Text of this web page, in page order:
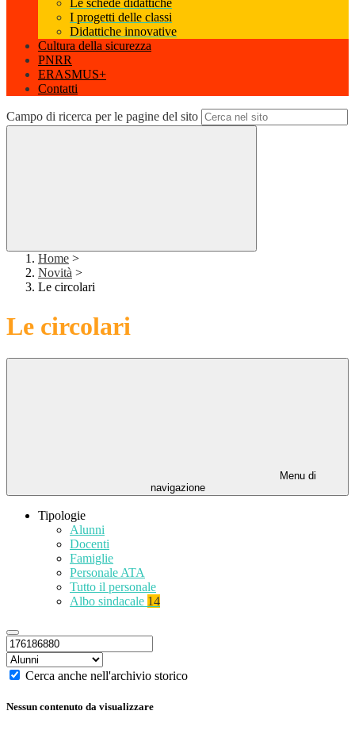
Le schede didattiche
I progetti delle classi
Didattiche innovative
Cultura della sicurezza
PNRR
ERASMUS+
Contatti
Campo di ricerca per le pagine del sito
Home >
Novità >
Le circolari
Le circolari
Menu di
navigazione
Tipologie
Alunni
Docenti
Famiglie
Personale ATA
Tutto il personale
Albo sindacale 14
Cerca anche nell'archivio storico
Nessun contenuto da visualizzare